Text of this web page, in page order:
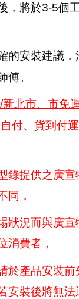
，將於3-5個
的安裝建議，
傅。
北市、市免
付、貨到付
錄提供之廣宣
同，
狀況而與廣
消費者，
於產品安裝前
安裝後將無法